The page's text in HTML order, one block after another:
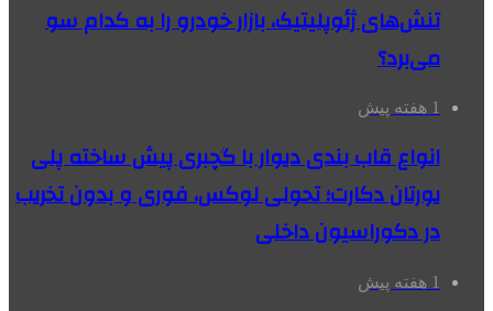
تنش‌های ژئوپلیتیک، بازار خودرو را به کدام سو
می‌برد؟
1 هفته پیش
انواع قاب بندی دیوار با گچبری پیش ساخته پلی
یورتان دکارت؛ تحولی لوکس، فوری و بدون تخریب
در دکوراسیون داخلی
1 هفته پیش